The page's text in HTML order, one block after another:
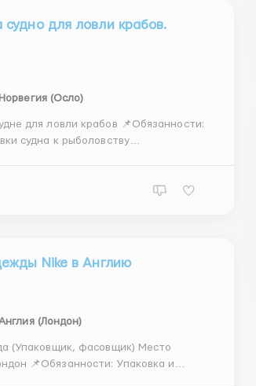
для ловли крабов.
Норвегия (Осло)
крабов 📌Обязанности:
судна к рыболовству
Nike в Англию
(Лондон)
фасовщик) Место
и